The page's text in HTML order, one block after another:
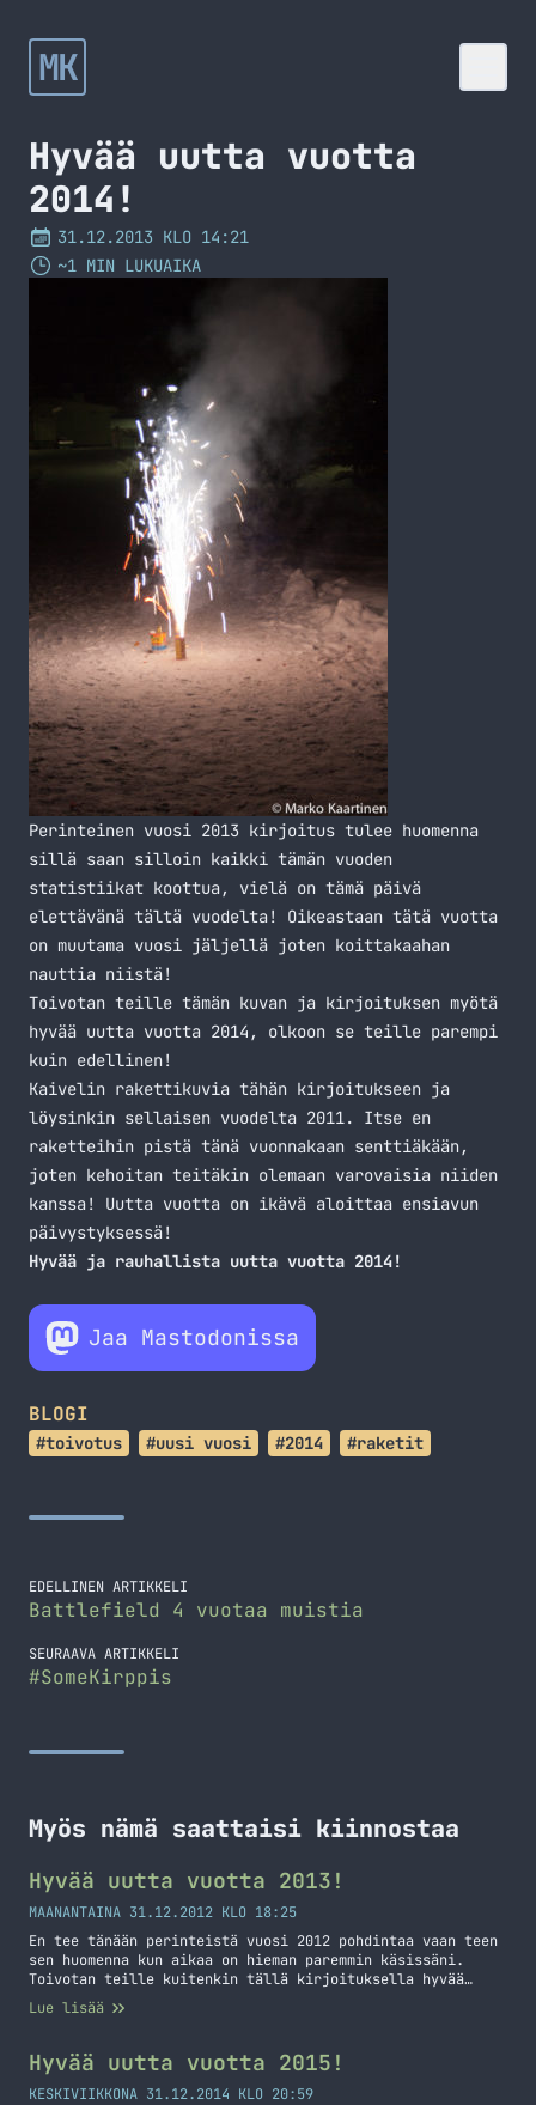
MK
Hyvää uutta vuotta
2014!
31.12.2013 KLO 14:21
~1 MIN LUKUAIKA
Perinteinen vuosi 2013 kirjoitus tulee huomenna
sillä saan silloin kaikki tämän vuoden
statistiikat koottua, vielä on tämä päivä
elettävänä tältä vuodelta! Oikeastaan tätä vuotta
on muutama vuosi jäljellä joten koittakaahan
nauttia niistä!
Toivotan teille tämän kuvan ja kirjoituksen myötä
hyvää uutta vuotta 2014, olkoon se teille parempi
kuin edellinen!
Kaivelin rakettikuvia tähän kirjoitukseen ja
löysinkin sellaisen vuodelta 2011. Itse en
raketteihin pistä tänä vuonnakaan senttiäkään,
joten kehoitan teitäkin olemaan varovaisia niiden
kanssa! Uutta vuotta on ikävä aloittaa ensiavun
päivystyksessä!
Hyvää ja rauhallista uutta vuotta 2014!
Jaa Mastodonissa
BLOGI
#toivotus #uusi vuosi #2014 #raketit
EDELLINEN ARTIKKELI
Battlefield 4 vuotaa muistia
SEURAAVA ARTIKKELI
#SomeKirppis
Myös nämä saattaisi kiinnostaa
Hyvää uutta vuotta 2013!
MAANANTAINA 31.12.2012 KLO 18:25
En tee tänään perinteistä vuosi 2012 pohdintaa vaan teen
sen huomenna kun aikaa on hieman paremmin käsissäni.
Toivotan teille kuitenkin tällä kirjoituksella hyvää
uutta vuotta 2013, olkoon se teille mahtavampi kuin vuosi
2012! Päätän tämän kirjoituksen lyhyeen ja toivottavasti
Lue lisää
Hyvää uutta vuotta 2015!
KESKIVIIKKONA 31.12.2014 KLO 20:59